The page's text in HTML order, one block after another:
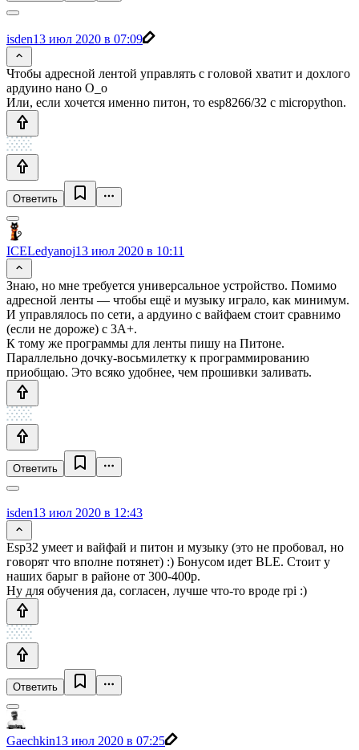
isden13 июл 2020 в 07:09
Чтобы адресной лентой управлять с головой хватит и дохлого
ардуино нано О_о
Или, если хочется именно питон, то esp8266/32 с micropython.
Ответить
ICELedyanoj13 июл 2020 в 10:11
Знаю, но мне требуется универсальное устройство. Помимо
адресной ленты — чтобы ещё и музыку играло, как минимум.
И управлялось по сети, а ардуино с вайфаем стоит сравнимо
(если не дороже) с 3А+.
К тому же программы для ленты пишу на Питоне.
Параллельно дочку-восьмилетку к программированию
приобщаю. Это всяко удобнее, чем прошивки заливать.
Ответить
isden13 июл 2020 в 12:43
Esp32 умеет и вайфай и питон и музыку (это не пробовал, но
говорят что вполне потянет) :) Бонусом идет BLE. Стоит у
наших барыг в районе от 300-400р.
Ну для обучения да, согласен, лучше что-то вроде rpi :)
Ответить
Gaechkin13 июл 2020 в 07:25